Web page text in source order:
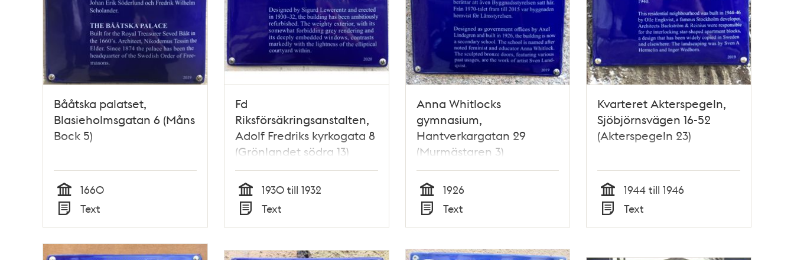
Bååtska palatset,
Blasieholmsgatan 6 (Måns
Bock 5)
Tid
1660
Typ
Text
Fd
Riksförsäkringsanstalten,
Adolf Fredriks kyrkogata 8
(Grönlandet södra 13)
Tid
1930 till 1932
Typ
Text
Anna Whitlocks
gymnasium,
Hantverkargatan 29
(Murmästaren 3)
Tid
1926
Typ
Text
Kvarteret Akterspegeln,
Sjöbjörnsvägen 16-52
(Akterspegeln 23)
Tid
1944 till 1946
Typ
Text